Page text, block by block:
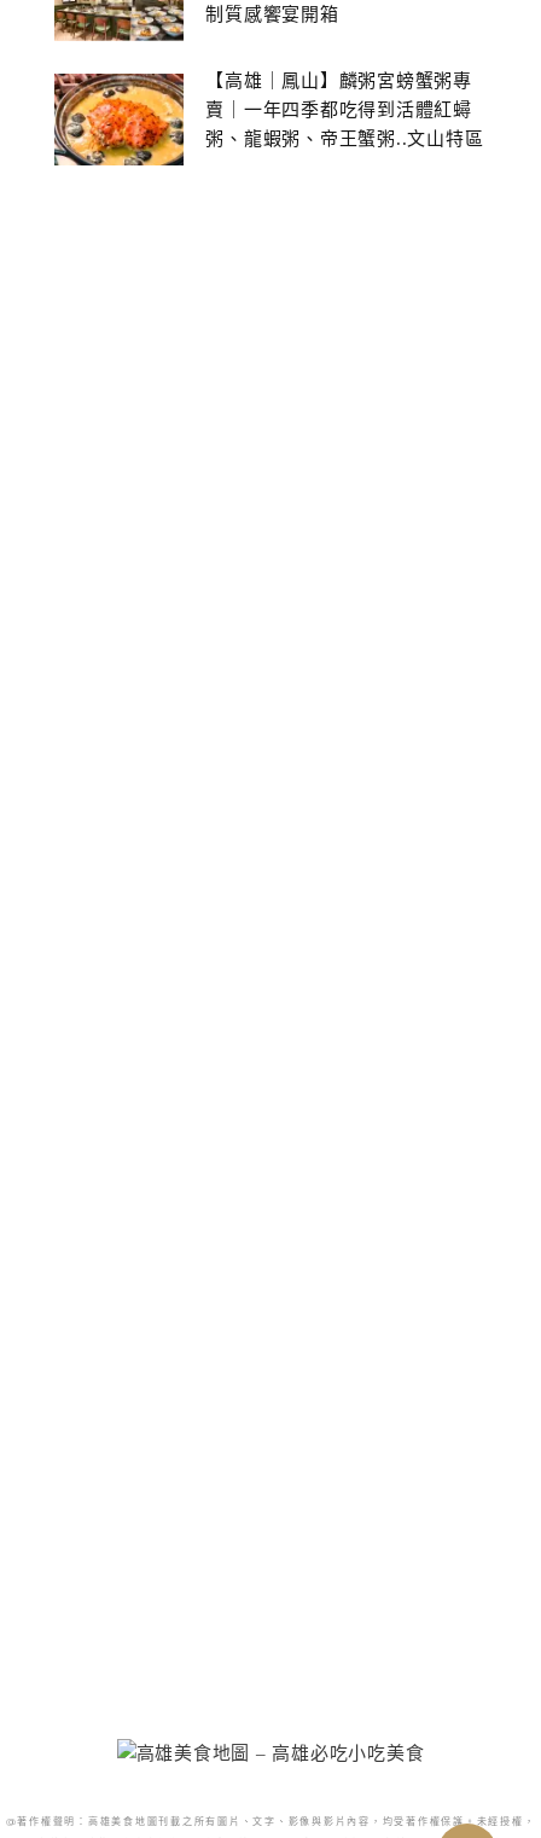
制質感饗宴開箱
【高雄｜鳳山】麟粥宮螃蟹粥專
賣｜一年四季都吃得到活體紅蟳
粥、龍蝦粥、帝王蟹粥..文山特區
@著作權聲明：高雄美食地圖刊載之所有圖片、文字、影像與影片內容，均受著作權保護。未經授權，